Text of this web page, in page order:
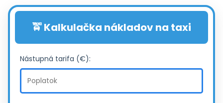
🚖 Kalkulačka nákladov na taxi
Nástupná tarifa (€):